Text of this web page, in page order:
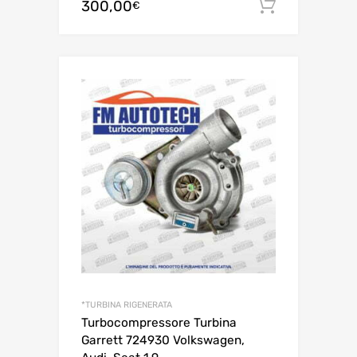
300,00€
*TURBINA RIGENERATA
Turbocompressore Turbina
Garrett 724930 Volkswagen,